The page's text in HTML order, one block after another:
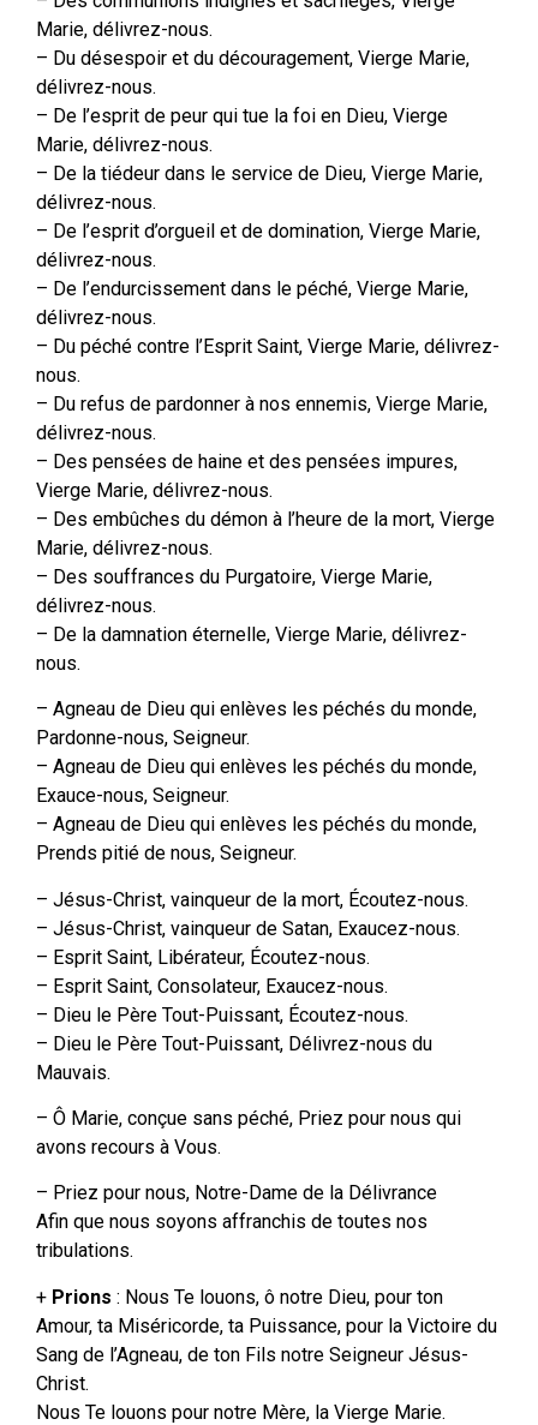
Marie, délivrez-nous.
– Du désespoir et du découragement, Vierge Marie,
délivrez-nous.
– De l’esprit de peur qui tue la foi en Dieu, Vierge
Marie, délivrez-nous.
– De la tiédeur dans le service de Dieu, Vierge Marie,
délivrez-nous.
– De l’esprit d’orgueil et de domination, Vierge Marie,
délivrez-nous.
– De l’endurcissement dans le péché, Vierge Marie,
délivrez-nous.
– Du péché contre l’Esprit Saint, Vierge Marie, délivrez-
nous.
– Du refus de pardonner à nos ennemis, Vierge Marie,
délivrez-nous.
– Des pensées de haine et des pensées impures,
Vierge Marie, délivrez-nous.
– Des embûches du démon à l’heure de la mort, Vierge
Marie, délivrez-nous.
– Des souffrances du Purgatoire, Vierge Marie,
délivrez-nous.
– De la damnation éternelle, Vierge Marie, délivrez-
nous.
– Agneau de Dieu qui enlèves les péchés du monde,
Pardonne-nous, Seigneur.
– Agneau de Dieu qui enlèves les péchés du monde,
Exauce-nous, Seigneur.
– Agneau de Dieu qui enlèves les péchés du monde,
Prends pitié de nous, Seigneur.
– Jésus-Christ, vainqueur de la mort, Écoutez-nous.
– Jésus-Christ, vainqueur de Satan, Exaucez-nous.
– Esprit Saint, Libérateur, Écoutez-nous.
– Esprit Saint, Consolateur, Exaucez-nous.
– Dieu le Père Tout-Puissant, Écoutez-nous.
– Dieu le Père Tout-Puissant, Délivrez-nous du
Mauvais.
– Ô Marie, conçue sans péché, Priez pour nous qui
avons recours à Vous.
– Priez pour nous, Notre-Dame de la Délivrance
Afin que nous soyons affranchis de toutes nos
tribulations.
+ Prions : Nous Te louons, ô notre Dieu, pour ton
Amour, ta Miséricorde, ta Puissance, pour la Victoire du
Sang de l’Agneau, de ton Fils notre Seigneur Jésus-
Christ.
Nous Te louons pour notre Mère, la Vierge Marie.